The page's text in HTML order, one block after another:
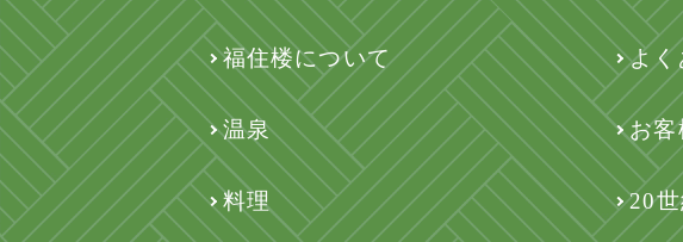
福住楼について
温泉
料理
よく
お客
20